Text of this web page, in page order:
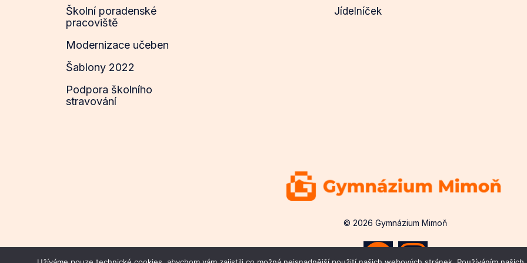
Školní poradenské
pracoviště
Modernizace učeben
Šablony 2022
Podpora školního
stravování
Jídelníček
© 2026 Gymnázium Mimoň